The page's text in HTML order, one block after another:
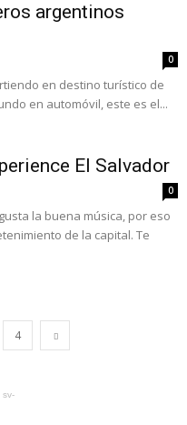
argentinos
0
en destino turístico de
en automóvil, este es el...
El Salvador
0
la buena música, por eso
de la capital. Te
4
sv-